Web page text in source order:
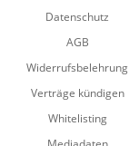
Datenschutz
AGB
Widerrufsbelehrung
Verträge kündigen
Whitelisting